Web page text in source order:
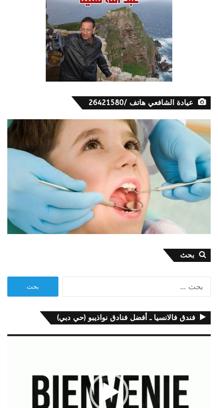
عيادة الشافعي هاتف /26421580
بحث
فندق فالانسيا ـ أفضل فنادق نواذيبو (حي دبي)